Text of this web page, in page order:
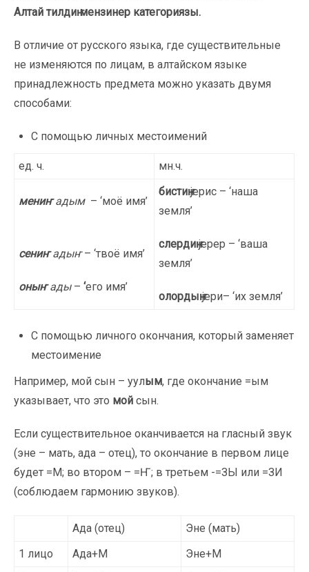
Алтай тилдиҥ мензинер категориязы.
В отличие от русского языка, где существительные
не изменяются по лицам, в алтайском языке
принадлежность предмета можно указать двумя
способами:
С помощью личных местоимений
ед. ч. мн.ч.
мениҥадым– ‘моё имя’
сениҥадыҥ– ‘твоё имя’
оныҥады– ‘его имя’
бистиҥjерис – ‘наша
земля’
слердиҥjерер – ‘ваша
земля’
олордыҥjери– ‘их земля’
С помощью личного окончания, который заменяет
местоимение
Например, мой сын – уулым, где окончание =ым
указывает, что это мой сын.
Если существительное оканчивается на гласный звук
(эне – мать, ада – отец), то окончание в первом лице
будет =М; во втором – =Ҥ; в третьем -=ЗЫ или =ЗИ
(соблюдаем гармонию звуков).
Ада (отец)
Эне (мать)
1 лицо
Ада+М
Эне+М